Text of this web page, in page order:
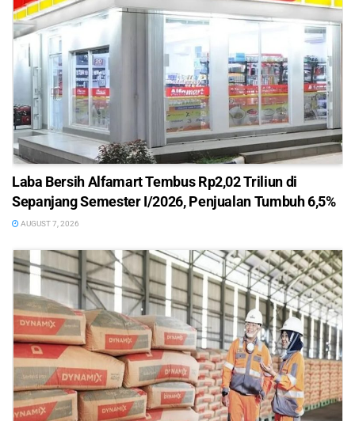
Laba Bersih Alfamart Tembus Rp2,02 Triliun di
Sepanjang Semester I/2026, Penjualan Tumbuh 6,5%
AUGUST 7, 2026